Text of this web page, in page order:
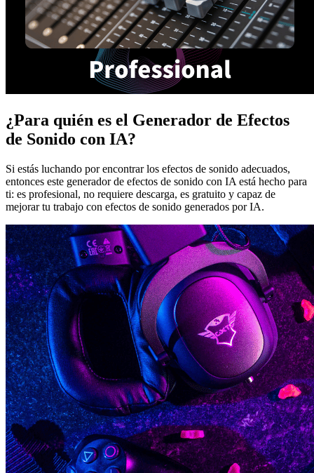
¿Para quién es el Generador de Efectos
de Sonido con IA?
Si estás luchando por encontrar los efectos de sonido adecuados,
entonces este generador de efectos de sonido con IA está hecho para
ti: es profesional, no requiere descarga, es gratuito y capaz de
mejorar tu trabajo con efectos de sonido generados por IA.